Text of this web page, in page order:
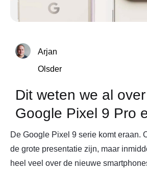
Arjan
Olsder
Dit weten we al
Google Pixel 9 Pro
De Google Pixel 9 serie komt eraan.
de grote presentatie zijn, maar
heel veel over de nieuwe